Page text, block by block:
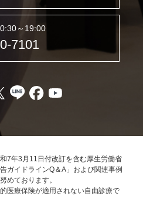
～19:00
7101
7年3月11日付改訂を含む厚生労働省
ガイドラインQ＆A」および関連事例
めております。
医療保険が適用されない自由診療で